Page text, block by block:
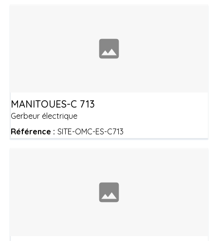
Gerbeur électrique
MANITOUES-C 713
Référence : SITE-OMC-ES-C713